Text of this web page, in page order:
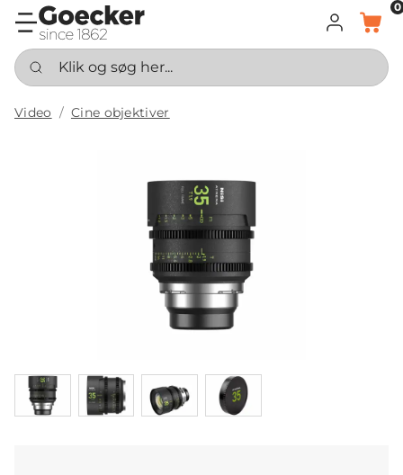
LOG INDKURV
0
Klik og søg her...
Video Cine objektiver